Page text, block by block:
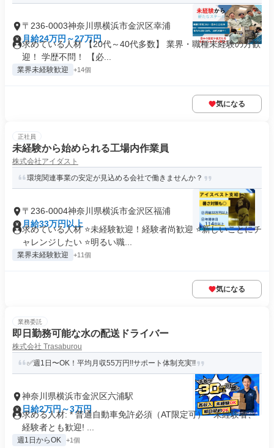
〒236-0003神奈川県横浜市金沢区幸浦
月給24万円～27万円
求めている人材 【20代～40代多数】 業界・職種未経験の方歓
迎！ 学歴不問！ 【必...
業界未経験歓迎 +14個
気になる
正社員
未経験から始められる工場内作業員
株式会社アイダスト
環境関連事業の安定が見込める会社で働きませんか？
〒236-0004神奈川県横浜市金沢区福浦
月給33万円以上
求めている人材 ⭐未経験歓迎！経験者尚歓迎 ⭐新しいことにチ
ャレンジしたい ⭐明るい職...
業界未経験歓迎 +11個
気になる
業務委託
即日勤務可能な水の配送ドライバー
株式会社 Trasaburou
✅週1日〜OK！平均月収55万円!!サポート体制充実!!
神奈川県横浜市金沢区六浦駅
日給2万円～3万円
求める人材: * 普通自動車免許必須（AT限定可） * 未経験者、
経験者とも歓迎! ...
週1日からOK +1個